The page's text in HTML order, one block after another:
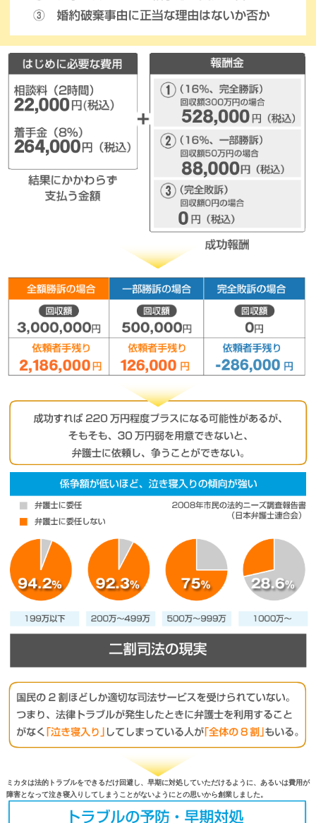
ミカタは法的トラブルをできるだけ回避し、早期に対処していただけるように、あるいは費用が
障害となって泣き寝入りしてしまうことがないようにとの思いから創業しました。